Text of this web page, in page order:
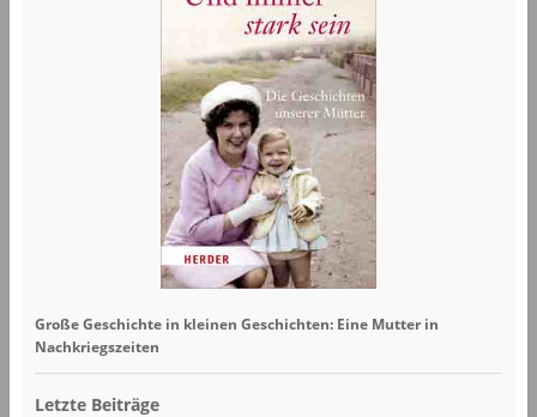
Große Geschichte in kleinen Geschichten: Eine Mutter in
Nachkriegszeiten
Letzte Beiträge